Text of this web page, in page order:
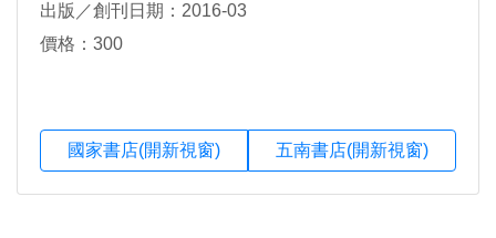
出版／創刊日期：2016-03
價格：300
國家書店(開新視窗) 五南書店(開新視窗)